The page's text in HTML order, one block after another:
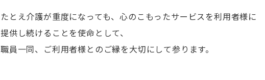
たとえ介護が重度になっても、心のこもったサービスを利用者様に
提供し続けることを使命として、
職員一同、ご利用者様とのご縁を大切にして参ります。